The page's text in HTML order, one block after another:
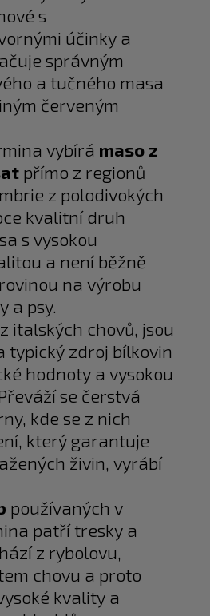
s
účinky a
správným
a tučného masa
červeným
vybírá maso z
přímo z regionů
z polodivokých
kvalitní druh
s vysokou
a není běžně
na výrobu
a psy.
italských chovů, jsou
typický zdroj bílkovin
hodnoty a vysokou
se čerstvá
kde se z nich
který garantuje
živin, vyrábí
používaných v
patří tresky a
z rybolovu,
chovu a proto
kvality a